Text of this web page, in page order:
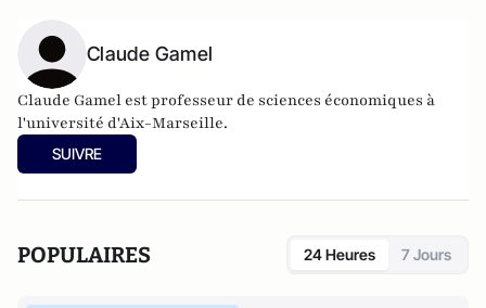
Claude Gamel
Claude Gamel est professeur de sciences économiques à
l'université d'Aix-Marseille.
SUIVRE
POPULAIRES 24 Heures 7 Jours